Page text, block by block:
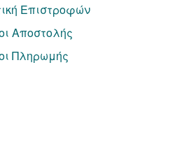
Επιστροφών
Αποστολής
Πληρωμής